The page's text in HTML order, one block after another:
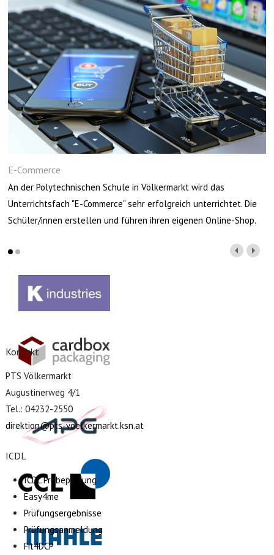
E-Commerce
An der Polytechnischen Schule in Völkermarkt wird das
Unterrichtsfach "E-Commerce" sehr erfolgreich unterrichtet. Die
Schüler/innen erstellen und führen ihren eigenen Online-Shop.
Kontakt
PTS Völkermarkt
Augustinerweg 4/1
Tel.: 04232-2550
direktion@pts-voelkermarkt.ksn.at
ICDL
ICDL Probeprüfung
Easy4me
Prüfungsergebnisse
Prüfungsanmeldung
Fit4DCP